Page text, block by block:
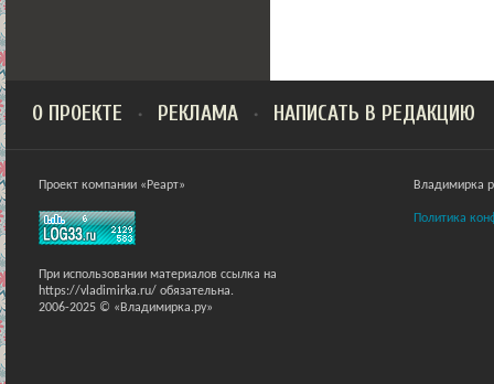
О ПРОЕКТЕ РЕКЛАМА НАПИСАТЬ В РЕДАКЦИЮ
Проект компании «Реарт»
При использовании материалов ссылка на
https://vladimirka.ru/ обязательна.
2006-2025 © «Владимирка.ру»
Владимирка
Политика